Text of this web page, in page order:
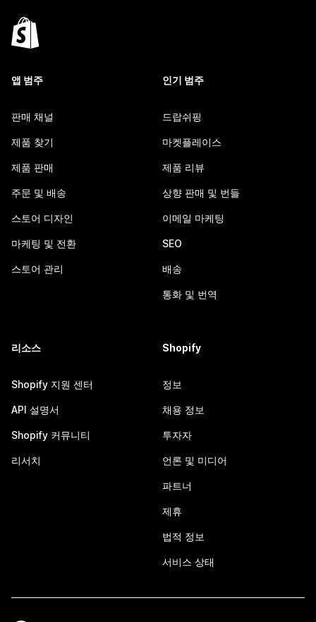
앱 범주
판매 채널
제품 찾기
제품 판매
주문 및 배송
스토어 디자인
마케팅 및 전환
스토어 관리
인기 범주
드랍쉬핑
마켓플레이스
제품 리뷰
상향 판매 및 번들
이메일 마케팅
SEO
배송
통화 및 번역
리소스
Shopify 지원 센터
API 설명서
Shopify 커뮤니티
리서치
Shopify
정보
채용 정보
투자자
언론 및 미디어
파트너
제휴
법적 정보
서비스 상태